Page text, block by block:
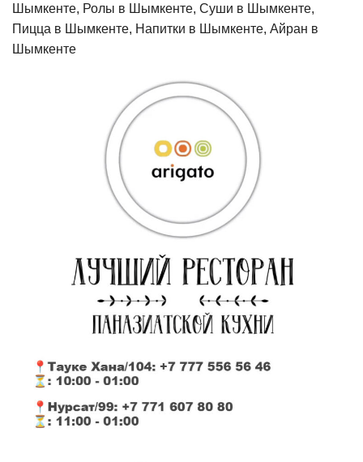
Шымкенте, Ролы в Шымкенте, Суши в Шымкенте,
Пицца в Шымкенте, Напитки в Шымкенте, Айран в
Шымкенте